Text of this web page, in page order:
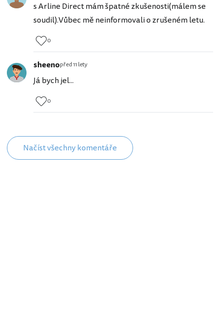
s Arline Direct mám špatné zkušenosti(málem se
soudil).Vůbec mě neinformovali o zrušeném letu.
0
sheenopřed 11 lety
Já bych jel...
0
Načíst všechny komentáře